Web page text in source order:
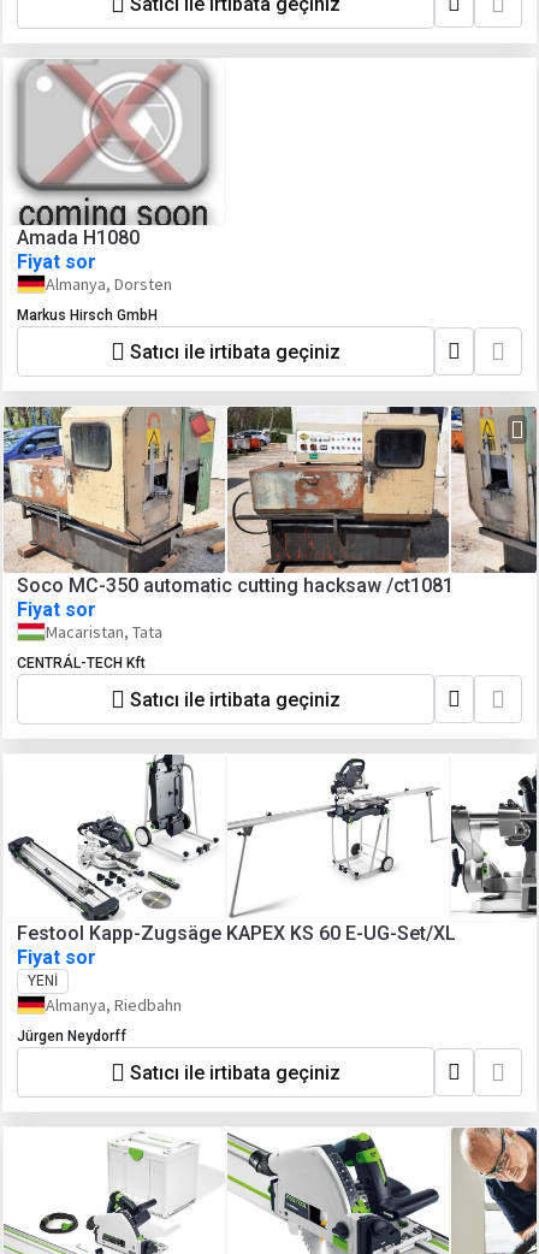
Amada H1080
Fiyat sor
Almanya, Dorsten
Markus Hirsch GmbH
Satıcı ile irtibata geçiniz
Soco MC-350 automatic cutting hacksaw /ct1081
Fiyat sor
Macaristan, Tata
CENTRÁL-TECH Kft
Satıcı ile irtibata geçiniz
Festool Kapp-Zugsäge KAPEX KS 60 E-UG-Set/XL
Fiyat sor
YENI
Almanya, Riedbahn
Jürgen Neydorff
Satıcı ile irtibata geçiniz